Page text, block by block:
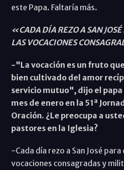
este Papa. Faltaría más.
«CADA DÍA REZO A SAN
LAS VOCACIONES
-"La vocación es un fruto
bien cultivado del amor
servicio mutuo", dijo el papa
mes de enero en la 51ª
Oración. ¿Le preocupa a
pastores en la Iglesia?
-Cada día rezo a San José
vocaciones consagradas y